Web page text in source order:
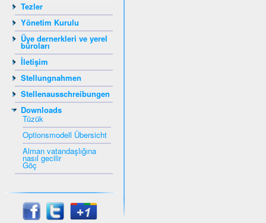
Tezler
Yönetim Kurulu
Üye dernerkleri ve yerel
büroları
İletişim
Stellungnahmen
Stellenausschreibungen
Downloads
Tüzük
Optionsmodell Übersicht
Alman vatandaşlığına
nasıl gecilir
Göç